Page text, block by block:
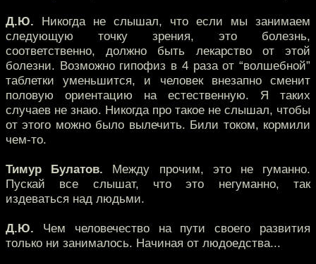
Д.Ю. Никогда не слышал, что если мы занимаем
следующую точку зрения, это болезнь,
соответственно, должно быть лекарство от этой
болезни. Возможно гипофиз в 4 раза от “волшебной”
таблетки уменьшится, и человек внезапно сменит
половую ориентацию на естественную. Я таких
случаев не знаю. Никогда про такое не слышал, чтобы
от этого можно было вылечить. Били током, кормили
чем-то.
Тимур Булатов. Между прочим, это не гуманно.
Пускай все слышат, что это негуманно, так
издеваться над людьми.
Д.Ю. Чем человечество на пути своего развития
только ни занималось. Начиная от людоедства...